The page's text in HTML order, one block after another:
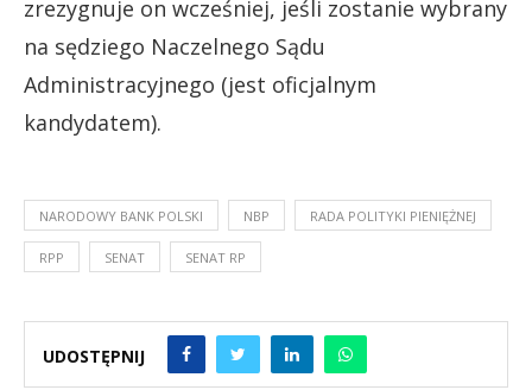
zrezygnuje on wcześniej, jeśli zostanie wybrany
na sędziego Naczelnego Sądu
Administracyjnego (jest oficjalnym
kandydatem).
NARODOWY BANK POLSKI NBP RADA POLITYKI PIENIĘŻNEJ
RPP SENAT SENAT RP
UDOSTĘPNIJ